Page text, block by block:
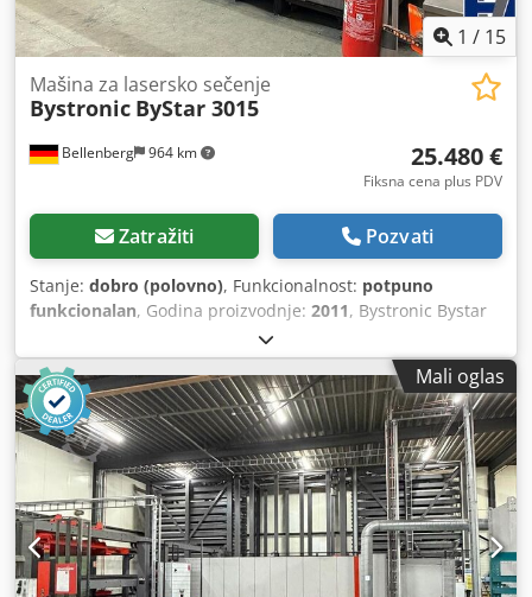
1 / 15
Bellenberg 964 km
Mašina za lasersko sečenje
Bystronic ByStar 3015
25.480 €
Fiksna cena plus PDV
Zatražiti Pozvati
Stanje: dobro (polovno), Funkcionalnost: potpuno
funkcionalan, Godina proizvodnje: 2011, Bystronic Bystar
3015 ravni CO² laser + Bytrans Cross 3015 (automatizacija
limova) Laserski medij: CO2 Prečnik lasera: 20 mm Snaga
lasera: 4,4 kW Dimenzije mašine (D/Š/V): 9500/6500/3500
(Doldson izvlačenje) Dužina i širina stola: 3000/1500 Radni
opseg rezanja -x/-y: 3000/1500 Debljina lima - čelik: 25 mm
Debljina lima - prohrom: 20 mm Debljina lima -
aluminijum: 12 mm Radni sati mašine: 106.367 h Radni
sati lasera (pobuda modula): 73.725 h Radni sati zraka:
50.873 h Uključuje: Crjdpfx Asyztchjiysf Izvlačenje Depro 6-
SPRK Rezonator Bylaser 4400 Rashladni agregat WKL 430
Međuproda, izmene i greške zadržane!
Mali oglas